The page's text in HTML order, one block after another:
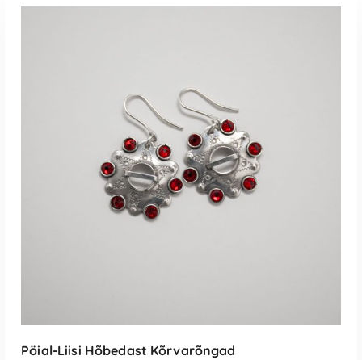
LISA KORVI
Pöial-Liisi Hõbedast Kõrvarõngad